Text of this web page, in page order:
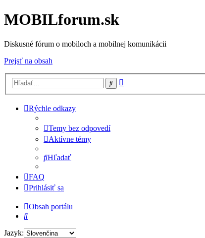
MOBILforum.sk
Diskusné fórum o mobiloch a mobilnej komunikácii
Prejsť na obsah
Hľadať
Rýchle odkazy
Temy bez odpovedí
Aktívne témy
Hľadať
FAQ
Prihlásiť sa
Obsah portálu
Hľadať
Jazyk: